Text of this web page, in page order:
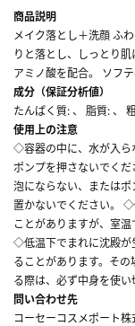
商品説明
メイク落とし＋洗顔 ふ
りと落とし、しっとり
アミノ酸を配合。 ソフ
成分（保証分析値）
たんぱく質: 、 脂質: 、
使用上の注意
◇容器の中に、水が入ら
ポンプを押さないでく
泡にならない、または
置かないでください。
ことがありますが、室
◇低温下でまれに沈殿が
ることがあります。そ
る際は、必ず中身を使い
問い合わせ先
コーセーコスメポート株